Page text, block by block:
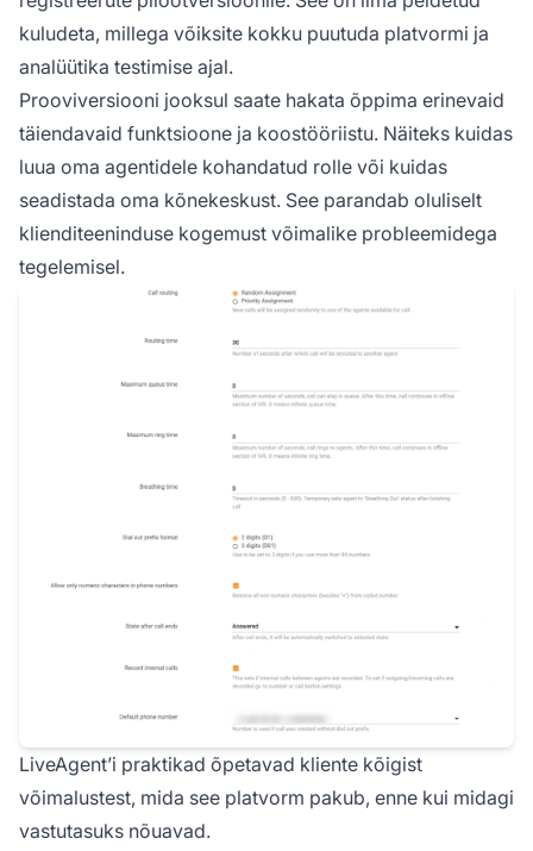
kuludeta, millega võiksite kokku puutuda platvormi ja
analüütika testimise ajal.
Prooviversiooni jooksul saate hakata õppima erinevaid
täiendavaid funktsioone ja koostööriistu. Näiteks kuidas
luua oma agentidele kohandatud rolle või kuidas
seadistada oma kõnekeskust. See parandab oluliselt
klienditeeninduse kogemust võimalike probleemidega
tegelemisel.
LiveAgent’i praktikad õpetavad kliente kõigist
võimalustest, mida see platvorm pakub, enne kui midagi
vastutasuks nõuavad.